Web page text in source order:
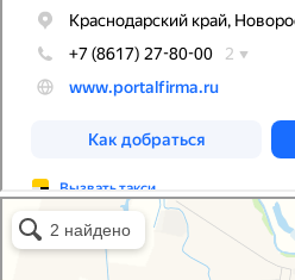
Портал
Кровля и кровельные материалы в Абинске
Фасады и фасадные системы в Абинске